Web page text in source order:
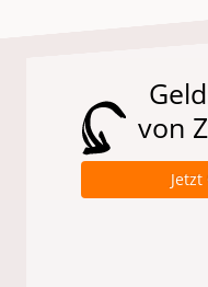
von
Jetzt